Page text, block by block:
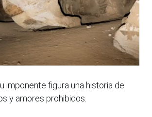
imponente figura una historia de
y amores prohibidos.